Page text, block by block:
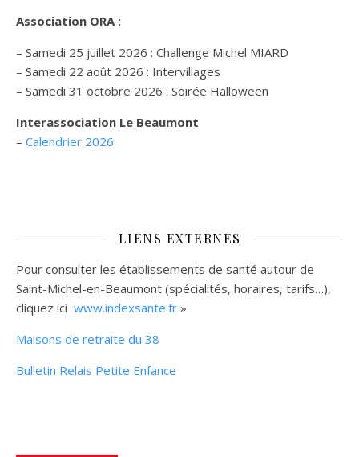
Association ORA :
– Samedi 25 juillet 2026 : Challenge Michel MIARD
– Samedi 22 août 2026 : Intervillages
– Samedi 31 octobre 2026 : Soirée Halloween
Interassociation Le Beaumont
– Calendrier 2026
LIENS EXTERNES
Pour consulter les établissements de santé autour de
Saint-Michel-en-Beaumont (spécialités, horaires, tarifs…),
cliquez ici www.indexsante.fr »
Maisons de retraite du 38
Bulletin Relais Petite Enfance